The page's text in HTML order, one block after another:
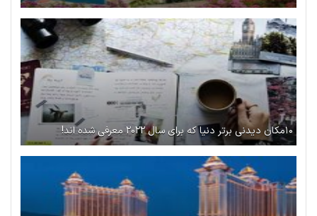
۱۰مکان دیدنی برتر دنیا که برای سال ۲۰۲۲ معرفی شده اند!